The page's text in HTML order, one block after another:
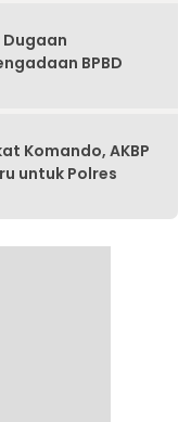
Dugaan
BPBD
Komando, AKBP
untuk Polres